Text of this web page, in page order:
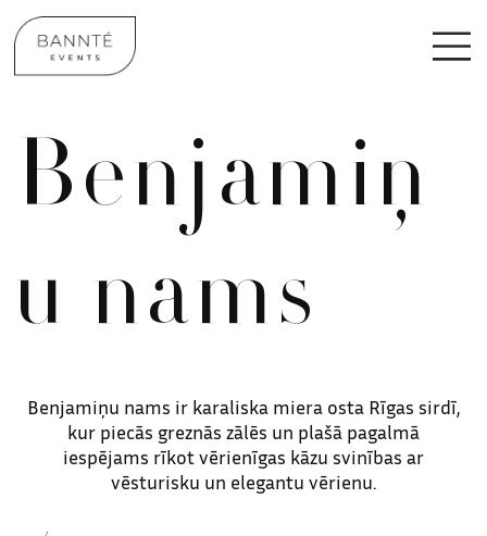
Benjamiņ
u nams
Benjamiņu nams ir karaliska miera osta Rīgas sirdī,
kur piecās greznās zālēs un plašā pagalmā
iespējams rīkot vērienīgas kāzu svinības ar
vēsturisku un elegantu vērienu.